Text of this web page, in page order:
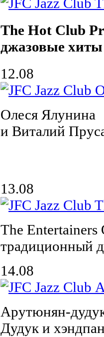
The Hot Club
джазовые хиты
12.08
Олеся Ялунина
и Виталий
13.08
The Entertainers
традиционный
14.08
Арутюнян-
Дудук и